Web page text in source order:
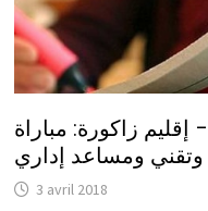
إقليم زاكورة: مباراة
3 avril 2018